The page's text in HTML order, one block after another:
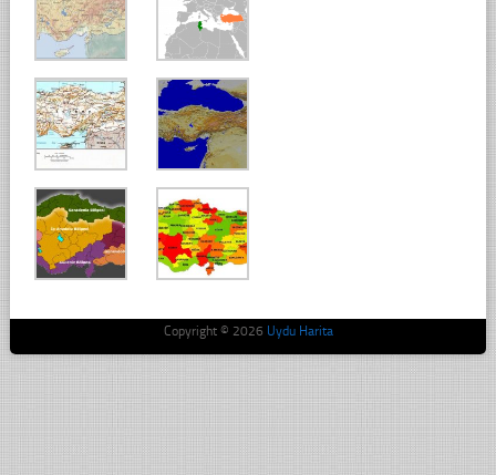
Copyright © 2026 Uydu Harita